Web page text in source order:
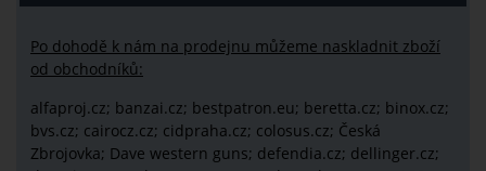
Po dohodě k nám na prodejnu můžeme naskladnit zboží
od obchodníků:
alfaproj.cz; banzai.cz; bestpatron.eu; beretta.cz; binox.cz;
bvs.cz; cairocz.cz; cidpraha.cz; colosus.cz; Česká
Zbrojovka; Dave western guns; defendia.cz; dellinger.cz;